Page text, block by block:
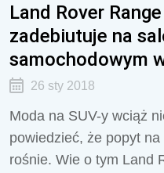
Land Rover
zadebiutuje na
samochodowym
26 sty 2018
Moda na SUV-y wciąż
powiedzieć, że popyt
rośnie. Wie o tym Land